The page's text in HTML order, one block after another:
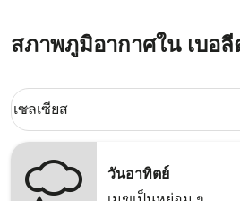
สภาพภูมิอากาศใน เบอ
Weather unit option เซลเซียส
เซลเซียส
keyboard_arrow_down
วันอาทิตย์